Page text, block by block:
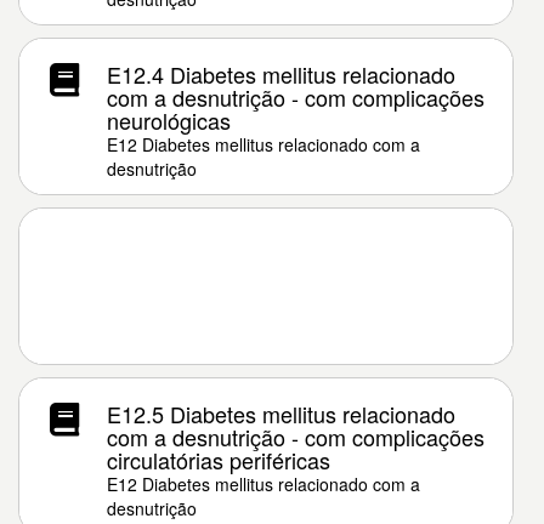
E12.4 Diabetes mellitus relacionado
com a desnutrição - com complicações
neurológicas
E12 Diabetes mellitus relacionado com a
desnutrição
E12.5 Diabetes mellitus relacionado
com a desnutrição - com complicações
circulatórias periféricas
E12 Diabetes mellitus relacionado com a
desnutrição